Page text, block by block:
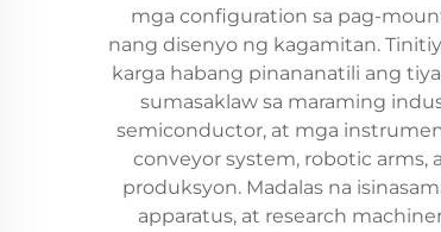
mga configuration sa pag-
nang disenyo ng kagamitan.
karga habang pinananatili ang
sumasaklaw sa maraming
semiconductor, at mga
conveyor system, robotic arms,
produksyon. Madalas na
apparatus, at research